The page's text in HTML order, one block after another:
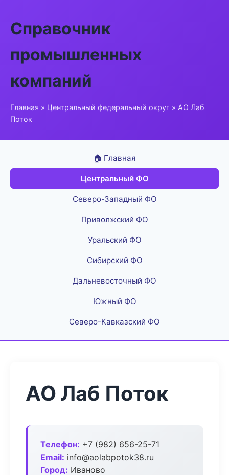
Справочник
промышленных
компаний
Главная » Центральный федеральный округ » АО Лаб
Поток
🏠 Главная
Центральный ФО
Северо-Западный ФО
Приволжский ФО
Уральский ФО
Сибирский ФО
Дальневосточный ФО
Южный ФО
Северо-Кавказский ФО
АО Лаб Поток
Телефон: +7 (982) 656-25-71
Email: info@aolabpotok38.ru
Город: Иваново